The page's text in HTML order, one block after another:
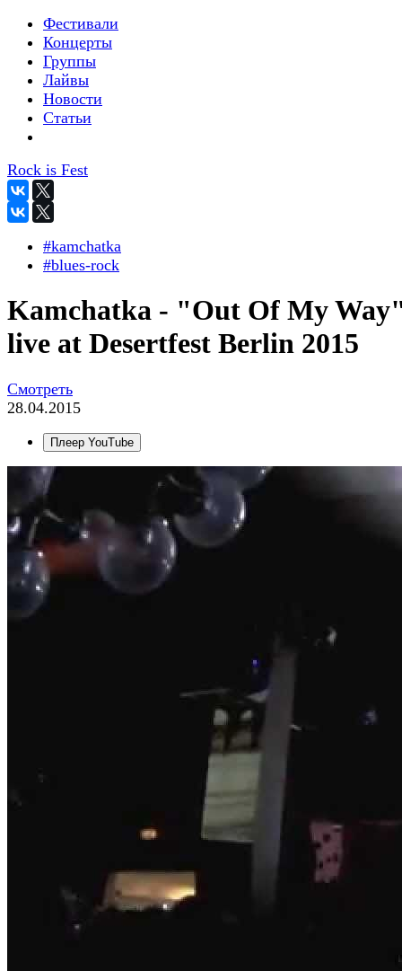
Фестивали
Концерты
Группы
Лайвы
Новости
Статьи
Rock is Fest
#kamchatka
#blues-rock
Kamchatka - "Out Of My
live at Desertfest Berlin 2015
Смотреть
28.04.2015
Плеер YouTube